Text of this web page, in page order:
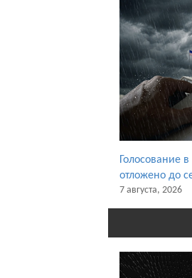
Голосование в
отложено до
7 августа, 2026